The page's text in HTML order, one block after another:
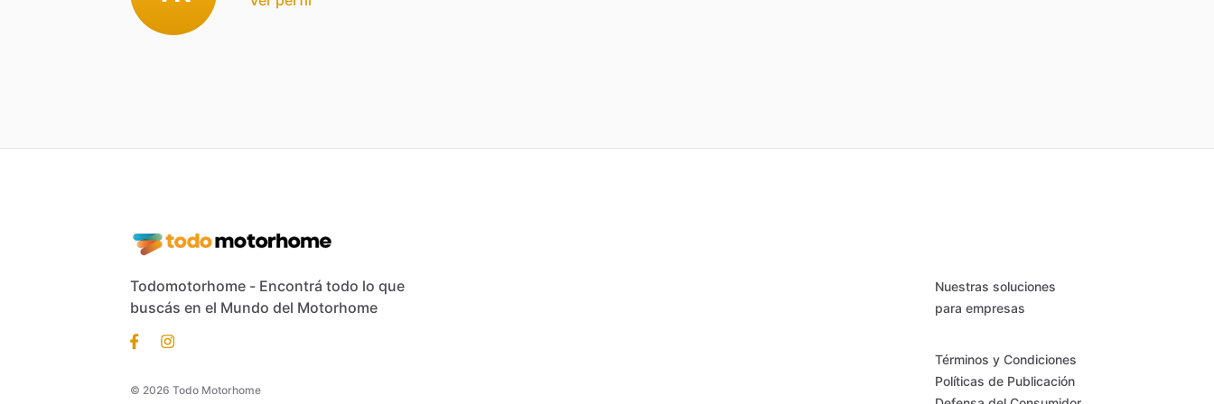
Todomotorhome - Encontrá todo lo que
buscás en el Mundo del Motorhome
© 2026 Todo Motorhome
Nuestras soluciones
para empresas
Términos y Condiciones
Políticas de Publicación